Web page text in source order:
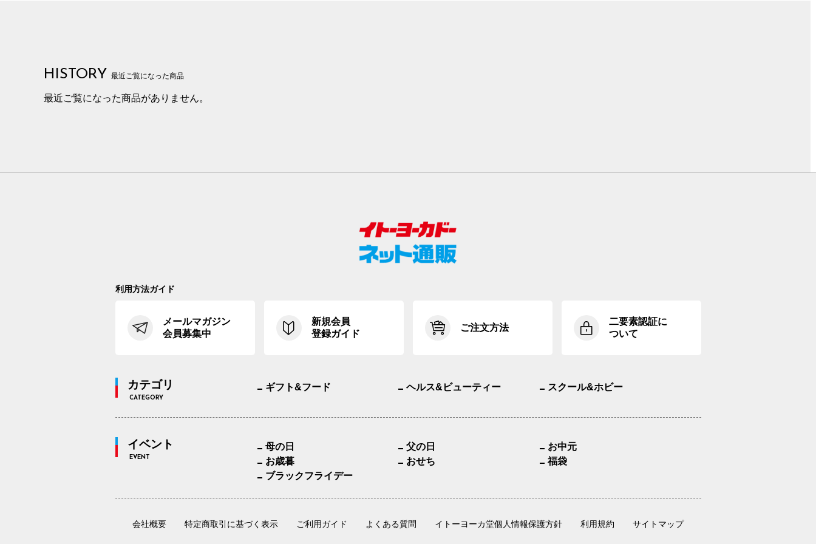
HISTORY 最近ご覧になった商品
最近ご覧になった商品がありません。
利用方法ガイド
メールマガジン
会員募集中
新規会員
登録ガイド
ご注文方法
二要素認証に
ついて
カテゴリ
CATEGORY
ギフト&フード ヘルス&ビューティー スクール&ホビー
イベント
EVENT
母の日 父の日
お中元
お歳暮
おせち
福袋
ブラックフライデー
会社概要 特定商取引に基づく表示 ご利用ガイド よくある質問 イトーヨーカ堂個人情報保護方針 利用規約 サイトマップ